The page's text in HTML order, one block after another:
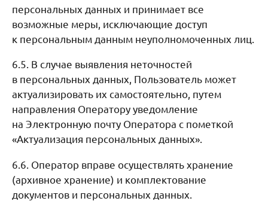
персональных данных и принимает все
возможные меры, исключающие доступ
к персональным данным неуполномоченных лиц.
6.5. В случае выявления неточностей
в персональных данных, Пользователь может
актуализировать их самостоятельно, путем
направления Оператору уведомление
на Электронную почту Оператора с пометкой
«Актуализация персональных данных».
6.6. Оператор вправе осуществлять хранение
(архивное хранение) и комплектование
документов и персональных данных.